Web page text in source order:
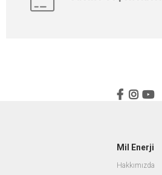
Mil Enerji
Hakkımızda